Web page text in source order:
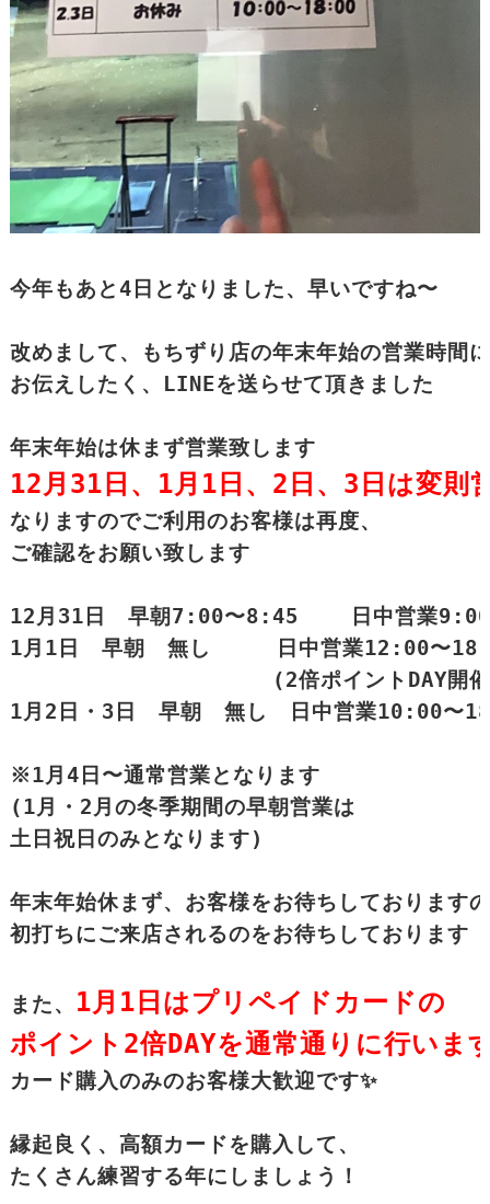
今年もあと4日となりました、早いですね〜
改めまして、もちずり店の年末年始の営業時間
お伝えしたく、LINEを送らせて頂きました
12月31日、1月1日、2日、3日は変則
なりますのでご利用のお客様は再度、
ご確認をお願い致します
12月31日　早朝7:00〜8:45    日中営業
1月1日　早朝　無し　　　日中営業12:00〜
(2倍ポイントDAY開
1月2日・3日　早朝　無し　日中営業10:00〜
※1月4日〜通常営業となります
(1月・2月の冬季期間の早朝営業は
土日祝日のみとなります)
年末年始休まず、お客様をお待ちしております
初打ちにご来店されるのをお待ちしております
また、 1月1日はプリペイドカードの
ポイント2倍DAYを通常通りに行いま
カード購入のみのお客様大歓迎です✨
縁起良く、高額カードを購入して、
たくさん練習する年にしましょう！